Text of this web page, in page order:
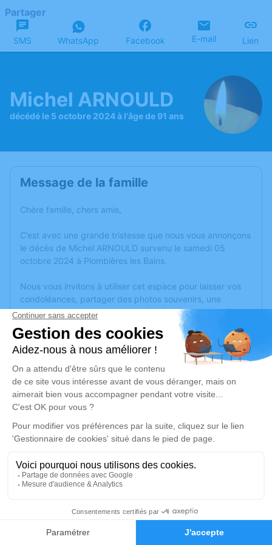
Faire-part Hommages
Partager
SMS WhatsApp Facebook E-mail Lien
Michel ARNOULD
décédé le 5 octobre 2024 à l'âge de 91 ans
Message de la famille
Chère famille, chers amis,
C’est avec une grande tristesse que nous vous annonçons
le décès de Michel ARNOULD survenu le samedi 05
octobre 2024 à Plombières les Bains.
Nous vous invitons à utiliser cet espace pour laisser vos
condoléances, partager des photos souvenirs, une
anecdote ou exprimer vos pensées à travers des poèmes
ou des textes. Cet endroit est un lieu d'expression dédié à
honorer la mémoire de Michel ARNOULD.
Un service de plantation d’arbre hommage estdisponible
mardi 08 octobre 2024 à 15h00
Chambre Funéraire Henry de Plombières-
les-Bains
88370 Plombières-les-Bains